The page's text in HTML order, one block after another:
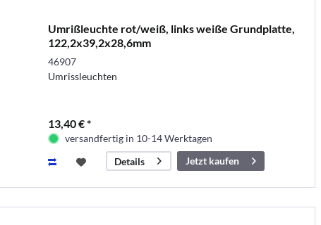
Umrißleuchte rot/weiß, links weiße Grundplatte,
122,2x39,2x28,6mm
46907
Umrissleuchten
13,40 € *
versandfertig in 10-14 Werktagen
Details
Jetzt kaufen